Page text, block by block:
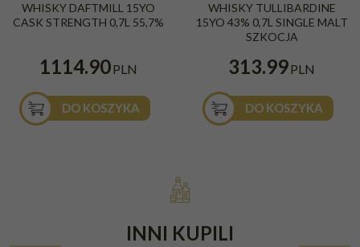
WHISKY DAFTMILL 15YO
CASK STRENGTH 0,7L 55,7%
1114.90PLN
DO KOSZYKA
WHISKY TULLIBARDINE
15YO 43% 0,7L SINGLE MALT
SZKOCJA
313.99PLN
DO KOSZYKA
INNI KUPILI